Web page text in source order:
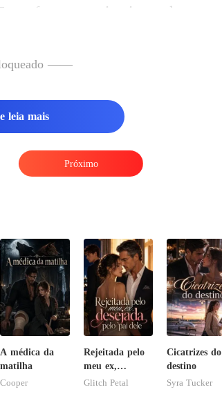
foram as primeiras pala
——
leia mais
Próximo
A médica da
matilha
Cooper
Rejeitada pelo
meu ex,
desejada pelo
Glitch Petal
Cicatrizes do
destino
Syra Tucker